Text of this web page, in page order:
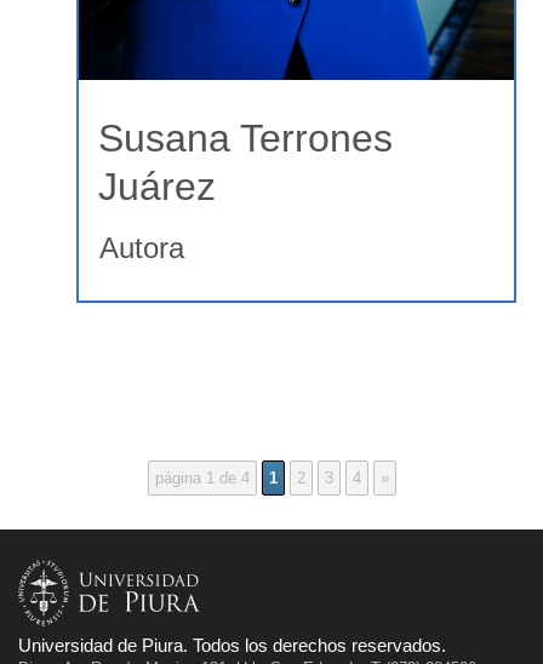
Susana Terrones
Juárez
Autora
página 1 de 4 1 2 3 4 »
Universidad de Piura. Todos los derechos reservados.